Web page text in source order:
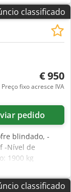
classificado
€ 950
Preço fixo acresce IVA
pedido
blindado, -
-Nível de
1900 kg
classificado